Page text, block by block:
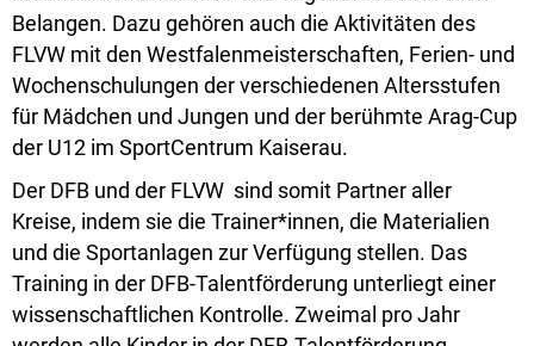
Belangen. Dazu gehören auch die Aktivitäten des
FLVW mit den Westfalenmeisterschaften, Ferien- und
Wochenschulungen der verschiedenen Altersstufen
für Mädchen und Jungen und der berühmte Arag-Cup
der U12 im SportCentrum Kaiserau.
Der DFB und der FLVW sind somit Partner aller
Kreise, indem sie die Trainer*innen, die Materialien
und die Sportanlagen zur Verfügung stellen. Das
Training in der DFB-Talentförderung unterliegt einer
wissenschaftlichen Kontrolle. Zweimal pro Jahr